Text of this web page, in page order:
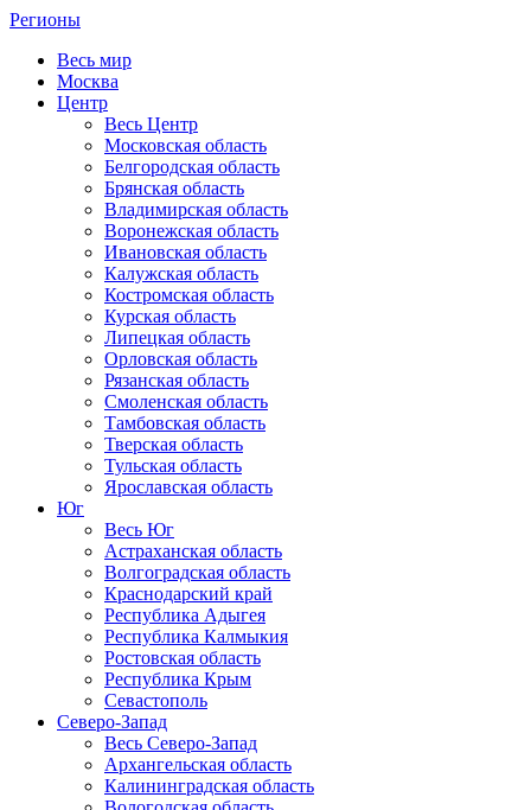
Регионы
Весь мир
Москва
Центр
Весь Центр
Московская область
Белгородская область
Брянская область
Владимирская область
Воронежская область
Ивановская область
Калужская область
Костромская область
Курская область
Липецкая область
Орловская область
Рязанская область
Смоленская область
Тамбовская область
Тверская область
Тульская область
Ярославская область
Юг
Весь Юг
Астраханская область
Волгоградская область
Краснодарский край
Республика Адыгея
Республика Калмыкия
Ростовская область
Республика Крым
Севастополь
Северо-Запад
Весь Северо-Запад
Архангельская область
Калининградская область